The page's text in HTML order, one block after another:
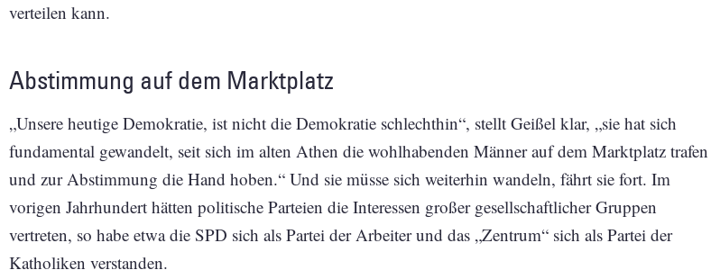
verteilen kann.
Abstimmung auf dem Marktplatz
„Unsere heutige Demokratie, ist nicht die Demokratie schlechthin“, stellt Geißel klar, „sie hat sich
fundamental gewandelt, seit sich im alten Athen die wohlhabenden Männer auf dem Marktplatz trafen
und zur Abstimmung die Hand hoben.“ Und sie müsse sich weiterhin wandeln, fährt sie fort. Im
vorigen Jahrhundert hätten politische Parteien die Interessen großer gesellschaftlicher Gruppen
vertreten, so habe etwa die SPD sich als Partei der Arbeiter und das „Zentrum“ sich als Partei der
Katholiken verstanden.